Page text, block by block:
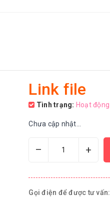
Link file
Tình trạng: Hoạt động
Chưa cập nhật...
– +
Gọi điện để được tư vấn: